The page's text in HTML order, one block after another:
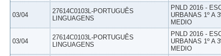
03/04
27614C0103L-PORTUGUÊS
LINGUAGENS
PNLD 2016 -
URBANAS 1º A
MEDIO
03/04
27614C0103L-PORTUGUÊS
LINGUAGENS
PNLD 2016 -
URBANAS 1º A
MEDIO